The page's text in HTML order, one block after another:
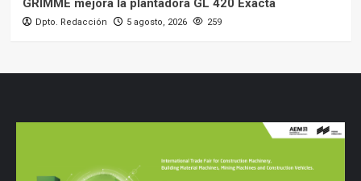
GRIMME mejora la plantadora GL 420 Exacta
Dpto. Redacción 5 agosto, 2026 259